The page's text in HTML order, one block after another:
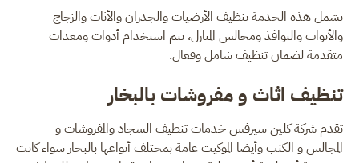
تشمل هذه الخدمة تنظيف الأرضيات والجدران والأثاث والزجاج
والأبواب والنوافذ ومجالس المنازل، يتم استخدام أدوات ومعدات
متقدمة لضمان تنظيف شامل وفعال.
تنظيف اثاث و مفروشات بالبخار
تقدم شركة كلين سيرفس خدمات تنظيف السجاد والمفروشات و
المجالس و الكنب وأيضا الموكيت عامة بمختلف أنواعها بالبخار سواء كانت